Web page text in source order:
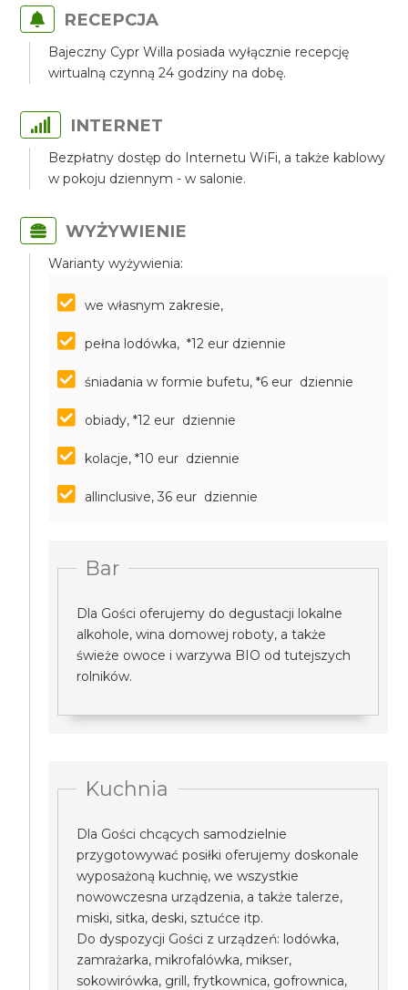
RECEPCJA
Bajeczny Cypr Willa posiada wyłącznie recepcję
wirtualną czynną 24 godziny na dobę.
INTERNET
Bezpłatny dostęp do Internetu WiFi, a także kablowy
w pokoju dziennym - w salonie.
WYŻYWIENIE
Warianty wyżywienia:
we własnym zakresie,
pełna lodówka, *12 eur dziennie
śniadania w formie bufetu, *6 eur dziennie
obiady, *12 eur dziennie
kolacje, *10 eur dziennie
allinclusive, 36 eur dziennie
Bar
Dla Gości oferujemy do degustacji lokalne
alkohole, wina domowej roboty, a także
świeże owoce i warzywa BIO od tutejszych
rolników.
Kuchnia
Dla Gości chcących samodzielnie
przygotowywać posiłki oferujemy doskonale
wyposażoną kuchnię, we wszystkie
nowowczesna urządzenia, a także talerze,
miski, sitka, deski, sztućce itp.
Do dyspozycji Gości z urządzeń: lodówka,
zamrażarka, mikrofalówka, mikser,
sokowirówka, grill, frytkownica, gofrownica,